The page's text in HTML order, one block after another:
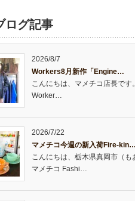
ログ記事
2026/8/7
Workers8月新作「Engine…
こんにちは、マメチコ店長です
Worker…
2026/7/22
マメチコ今週の新入荷Fire-kin…
こんにちは、栃木県真岡市（も
マメチコ Fashi…